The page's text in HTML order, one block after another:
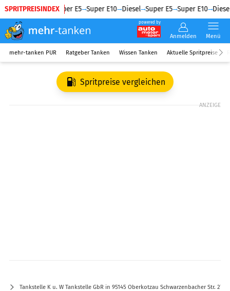
SPRITPREISINDEX
Diesel Super E5 Super E10 Diesel Super E5 Super E10 Diesel
powered by
Anmelden Menü
mehr-tanken PUR Ratgeber Tanken Wissen Tanken Aktuelle Spritpreise
Spritpreise vergleichen
ANZEIGE
Tankstelle K u. W Tankstelle GbR in 95145 Oberkotzau Schwarzenbacher Str. 27